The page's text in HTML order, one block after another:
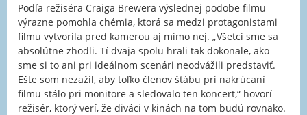
Podľa režiséra Craiga Brewera výslednej podobe filmu
výrazne pomohla chémia, ktorá sa medzi protagonistami
filmu vytvorila pred kamerou aj mimo nej. „Všetci sme sa
absolútne zhodli. Tí dvaja spolu hrali tak dokonale, ako
sme si to ani pri ideálnom scenári neodvážili predstaviť.
Ešte som nezažil, aby toľko členov štábu pri nakrúcaní
filmu stálo pri monitore a sledovalo ten koncert,“ hovorí
režisér, ktorý verí, že diváci v kinách na tom budú rovnako.